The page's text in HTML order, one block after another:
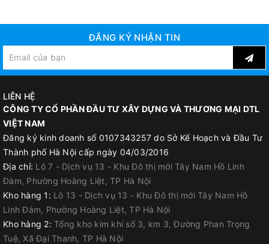
ĐĂNG KÝ NHẬN TIN
LIÊN HỆ
CÔNG TY CỔ PHẦN ĐẦU TƯ XÂY DỰNG VÀ THƯƠNG MẠI DTL
VIỆT NAM
Đăng ký kinh doanh số 0107343257 do Sở Kế Hoạch và Đầu Tư
Thành phố Hà Nội cấp ngày 04/03/2016
Địa chỉ: Lô 7 - Dịch vụ 13 - Khu Đô thị mới Tây Nam Hồ Linh
Đàm, Phường Hoàng Liệt, TP Hà Nội
Kho hàng 1: Lô 13 - Dịch vụ 13 - Khu Đô thị mới Tây Nam Hồ
Linh Đàm, Phường Hoàng Liệt, TP Hà Nội
Kho hàng 2: Tổng kho kim khí số 3, km 3, Đường Phan Trọng
Tuệ, Xã Đại Thanh, TP Hà Nội